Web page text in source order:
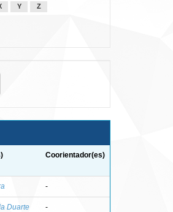
Y Z
Coorientador(es)
-
Duarte
-